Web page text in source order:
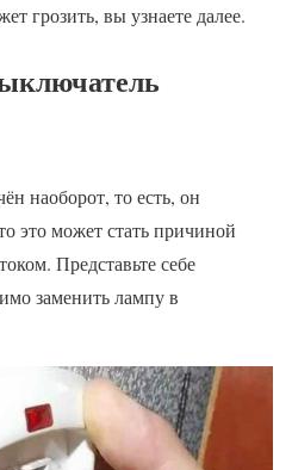
грозить, вы узнаете далее.
наоборот, то есть, он
это может стать причиной
Представьте себе
заменить лампу в